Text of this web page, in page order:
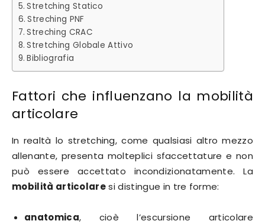
Stretching Statico
Streching PNF
Streching CRAC
Stretching Globale Attivo
Bibliografia
Fattori che influenzano la mobilità
articolare
In realtà lo stretching, come qualsiasi altro mezzo
allenante, presenta molteplici sfaccettature e non
può essere accettato incondizionatamente. La
mobilità articolaresi distingue in tre forme:
anatomica, cioè l’escursione articolare